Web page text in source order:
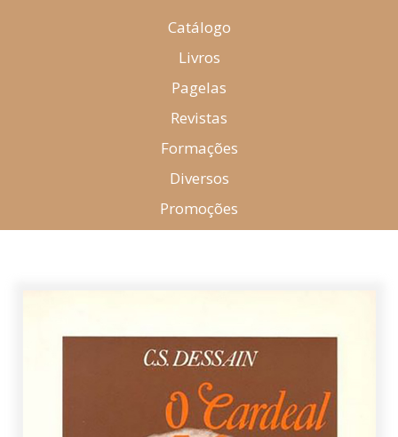
Catálogo
Livros
Pagelas
Revistas
Formações
Diversos
Promoções